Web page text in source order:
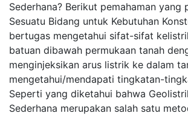
Sederhana? Berikut pemahaman yang
Sesuatu Bidang untuk Kebutuhan
bertugas mengetahui sifat-sifat
batuan dibawah permukaan tanah
menginjeksikan arus listrik ke dalam
mengetahui/mendapati tingkatan-
Seperti yang diketahui bahwa
Sederhana merupakan salah satu